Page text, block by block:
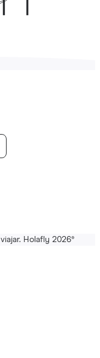
Holafly 2026®